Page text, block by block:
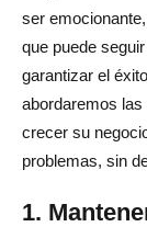
ser
que puede
garantizar el
abordaremos
crecer su
problemas, sin
1.